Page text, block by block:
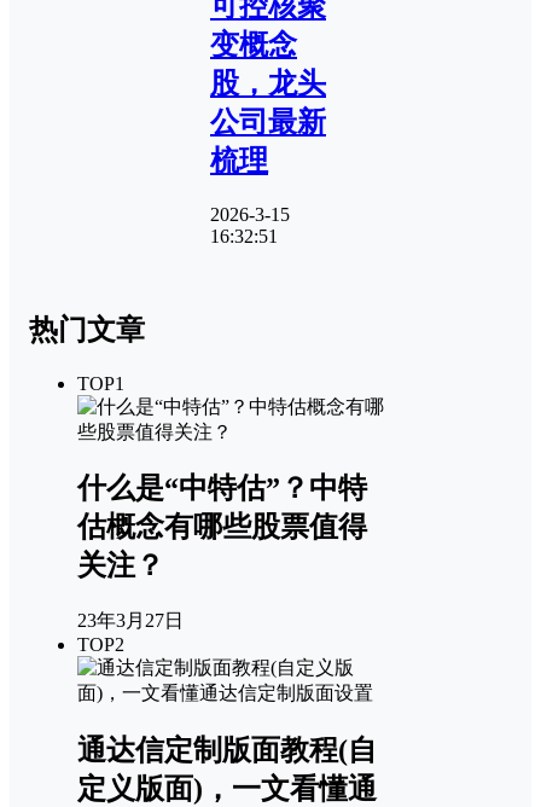
变概念
股，龙头
公司最新
梳理
2026-3-15
16:32:51
热门文章
TOP1
什么是“中特估”？中特
估概念有哪些股票值得
关注？
23年3月27日
TOP2
通达信定制版面教程(自
定义版面)，一文看懂通